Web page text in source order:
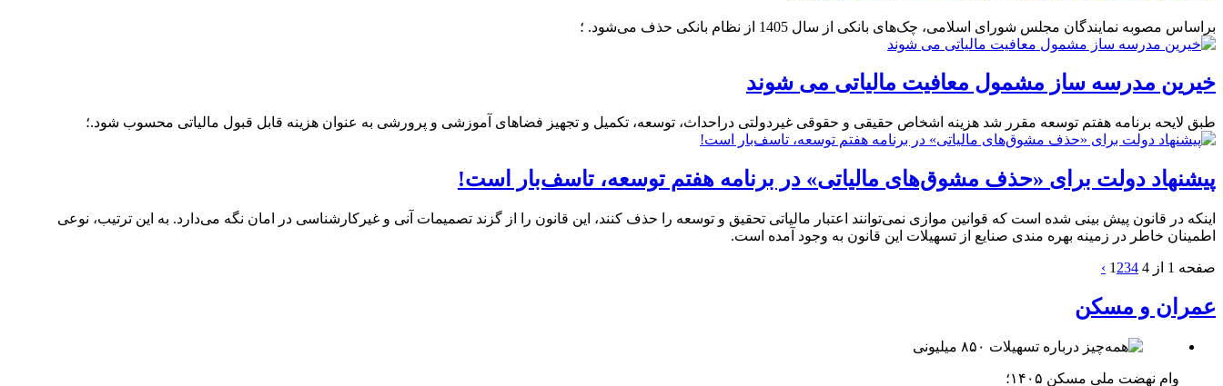
براساس مصوبه نمایندگان مجلس شورای اسلامی، چک‌های بانکی از سال 1405 از نظام بانکی حذف می‌شود. ؛
خیرین مدرسه ساز مشمول معافیت مالیاتی می شوند
طبق لایحه برنامه هفتم توسعه مقرر شد هزینه اشخاص حقیقی و حقوقی غیردولتی دراحداث، توسعه، تکمیل و تجهیز فضاهای آموزشی و پرورشی به عنوان هزینه قابل قبول مالیاتی محسوب شود.؛
پیشنهاد دولت برای «حذف مشوق‌های مالیاتی» در برنامه هفتم توسعه، تاسف‌بار است!
اینکه در قانون پیش بینی شده است که قوانین موازی نمی‌توانند اعتبار مالیاتی تحقیق و توسعه را حذف کنند، این قانون را از گزند تصمیمات آنی و غیرکارشناسی در امان نگه می‌دارد. به این ترتیب، نوعی
اطمینان خاطر در زمینه بهره مندی صنایع از تسهیلات این قانون به وجود آمده است.
صفحه 1 از 4 1 234
›
عمران و مسکن
وام نهضت ملی مسکن ۱۴۰۵؛